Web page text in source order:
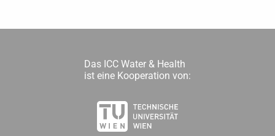
Das ICC Water & Health
ist eine Kooperation von: